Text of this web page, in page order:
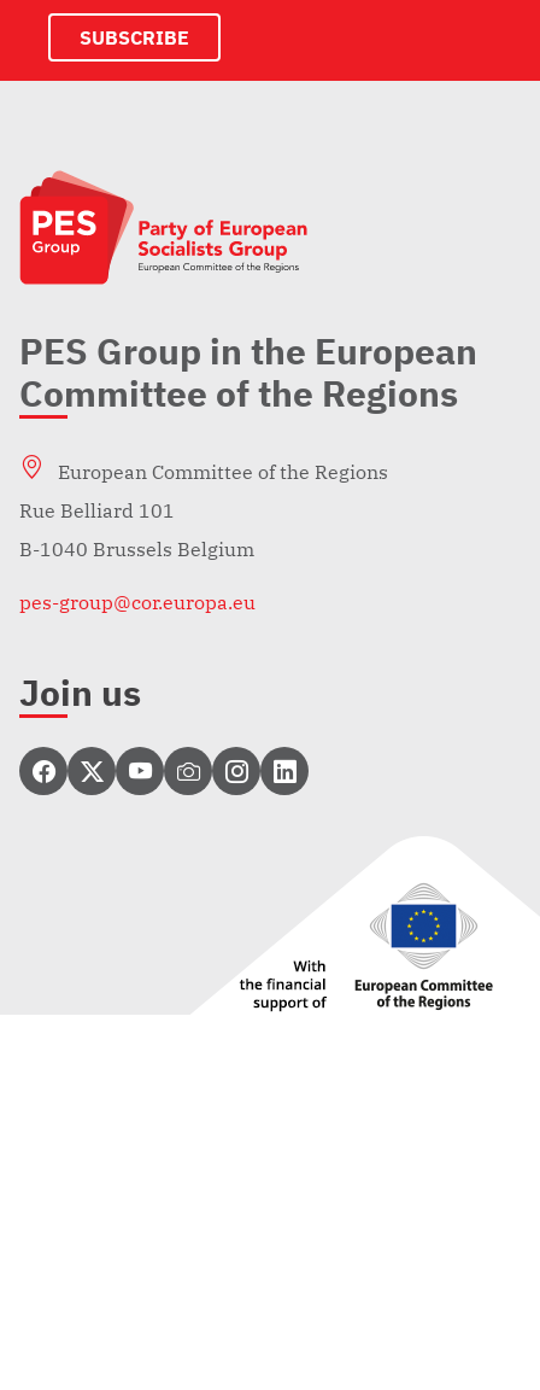
PES Group in the European
Committee of the Regions
European Committee of the Regions
Rue Belliard 101
B-1040 Brussels Belgium
pes-group@cor.europa.eu
Join us